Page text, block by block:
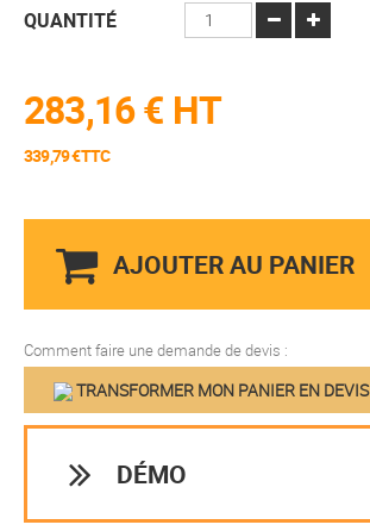
QUANTITÉ
283,16 € HT
339,79 €TTC
AJOUTER AU PANIER
Comment faire une demande de devis :
TRANSFORMER MON PANIER EN DEVIS
DÉMO